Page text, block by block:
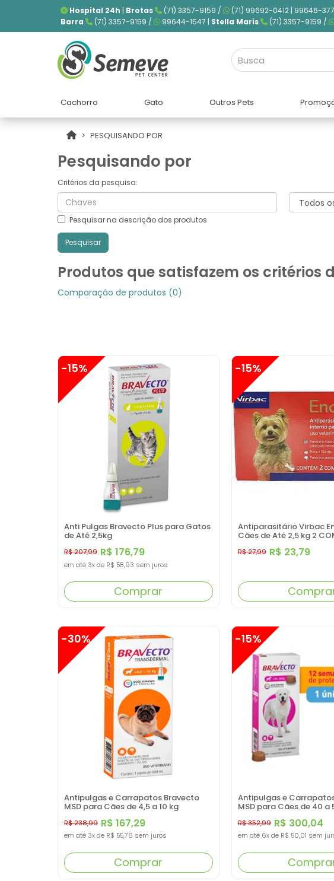
Hospital 24h | Brotas (71) 3357-9159 / (71) 99692-0412 | 99646-
Barra
(71) 3357-9159 / 99644-1547 | Stella Maris (71) 3357-9159 /
Cachorro Gato Outros Pets
PESQUISANDO POR
Pesquisando por
Critérios da pesquisa:
Pesquisar na descrição dos produtos
Produtos que satisfazem os critérios
Comparação de produtos (0)
Anti Pulgas Bravecto Plus para Gatos
de Até 2,5kg
R$ 176,79
R$ 207,99
-15%
em até 3x de R$ 58,93 sem juros
Comprar
Antiparasitário Virbac
Cães de Até 2,5 kg 2
R$ 23,79
R$ 27,99
-15%
Antipulgas e Carrapatos Bravecto
MSD para Cães de 4,5 a 10 kg
R$ 167,29
R$ 238,99
-30%
em até 3x de R$ 55,76 sem juros
Comprar
Antipulgas e
MSD para Cães de 40 a
R$ 300,04
R$ 352,99
-15%
em até 6xde R$ 50,01 sem